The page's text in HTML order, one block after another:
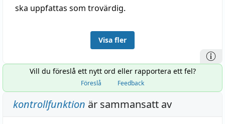
ska uppfattas som trovärdig.
Visa fler
Vill du föreslå ett nytt ord eller rapportera ett fel?
Föreslå Feedback
kontrollfunktion är sammansatt av